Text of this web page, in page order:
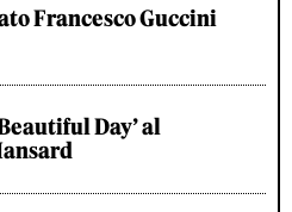
Francesco Guccini
Day’ al